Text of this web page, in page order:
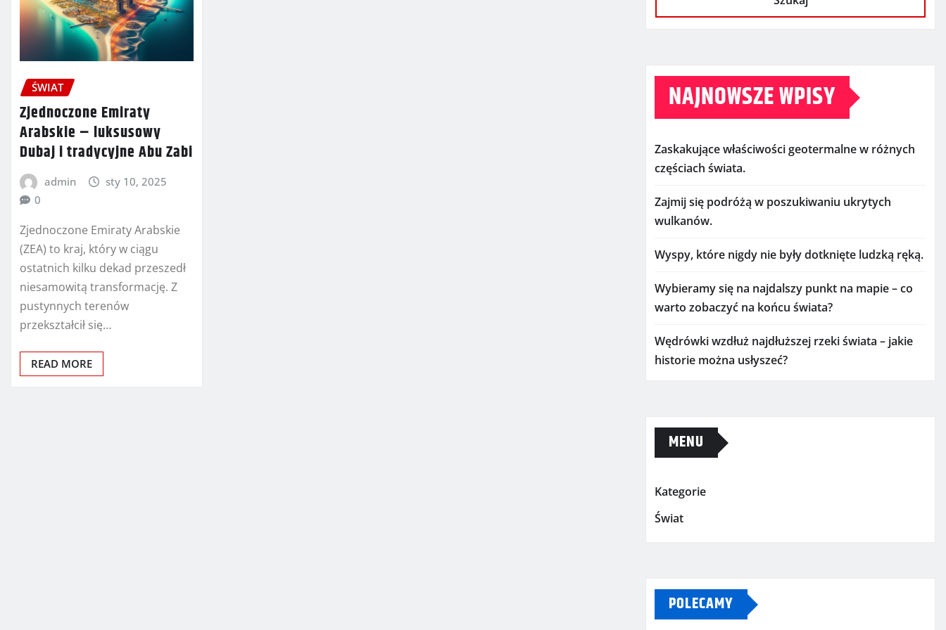
ŚWIAT
Zjednoczone Emiraty
Arabskie – luksusowy
Dubaj i tradycyjne Abu Zabi
admin
sty 10, 2025
0
Zjednoczone Emiraty Arabskie
(ZEA) to kraj, który w ciągu
ostatnich kilku dekad przeszedł
niesamowitą transformację. Z
pustynnych terenów
przekształcił się…
READ MORE
NAJNOWSZE WPISY
Zaskakujące właściwości geotermalne w różnych
częściach świata.
Zajmij się podróżą w poszukiwaniu ukrytych
wulkanów.
Wyspy, które nigdy nie były dotknięte ludzką ręką.
Wybieramy się na najdalszy punkt na mapie – co
warto zobaczyć na końcu świata?
Wędrówki wzdłuż najdłuższej rzeki świata – jakie
historie można usłyszeć?
MENU
Kategorie
Świat
POLECAMY